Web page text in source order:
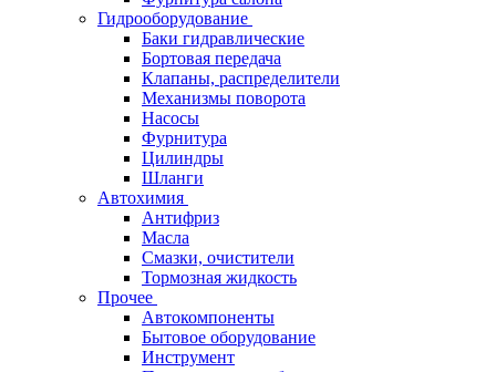
Гидрооборудование
Баки гидравлические
Бортовая передача
Клапаны, распределители
Механизмы поворота
Насосы
Фурнитура
Цилиндры
Шланги
Автохимия
Антифриз
Масла
Смазки, очистители
Тормозная жидкость
Прочее
Автокомпоненты
Бытовое оборудование
Инструмент